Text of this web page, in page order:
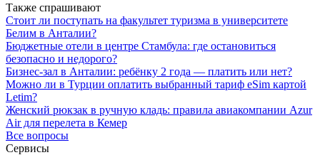
Также спрашивают
Стоит ли поступать на факультет туризма в университете
Белим в Анталии?
Бюджетные отели в центре Стамбула: где остановиться
безопасно и недорого?
Бизнес-зал в Анталии: ребёнку 2 года — платить или нет?
Можно ли в Турции оплатить выбранный тариф eSim картой
Letim?
Женский рюкзак в ручную кладь: правила авиакомпании Azur
Air для перелета в Кемер
Все вопросы
Сервисы